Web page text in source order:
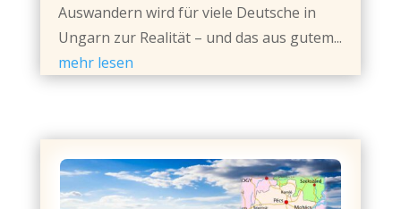
Auswandern wird für viele Deutsche in
Ungarn zur Realität – und das aus gutem...
mehr lesen